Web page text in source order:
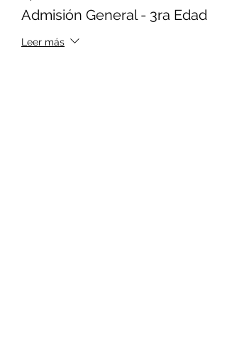
Admisión General - 3ra Edad
Leer más